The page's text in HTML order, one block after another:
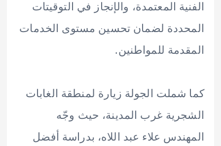
المعتمدة، والإنجاز في التوقيتات
لضمان تحسين مستوى الخدمات
للمواطنين.
الجولة زيارة لمنطقة الغابات
غرب المدينة، حيث وجّه
علاء عبد اللاه، بدراسة أفضل